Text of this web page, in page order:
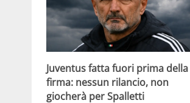
Juventus fatta fuori prima della
firma: nessun rilancio, non
giocherà per Spalletti